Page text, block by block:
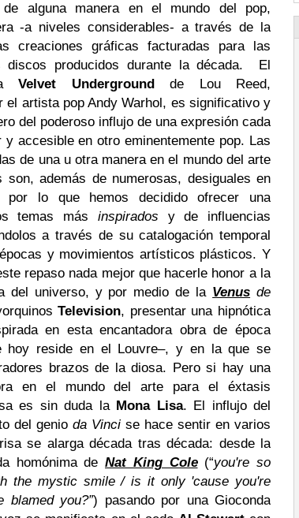
de alguna manera en el mundo del pop,
-a niveles considerables- a través de la
creaciones gráficas facturadas para las
discos producidos durante la década. El
laVelvet Undergroundde Lou Reed,
el artista pop Andy Warhol, es significativo y
del poderoso influjo de una expresión cada
y accesible en otro eminentemente pop. Las
de una u otra manera en el mundo del arte
además de numerosas, desiguales en
por lo que hemos decidido ofrecer una
temas más inspirados y de influencias
a través de su catalogación temporal
y movimientos artísticos plásticos. Y
repaso nada mejor que hacerle honor a la
del universo, y por medio de la Venus de
Television, presentar una hipnótica
en esta encantadora obra de época
hoy reside en el Louvre–, y en la que se
brazos de la diosa. Pero si hay una
en el mundo del arte para el éxtasis
es sin duda la Mona Lisa. El influjo del
del genio da Vinci se hace sentir en varios
se alarga década tras década: desde la
homónima de Nat King Cole (“you're so
the mystic smile / is it only 'cause you're
blamed you?”) pasando por una Gioconda